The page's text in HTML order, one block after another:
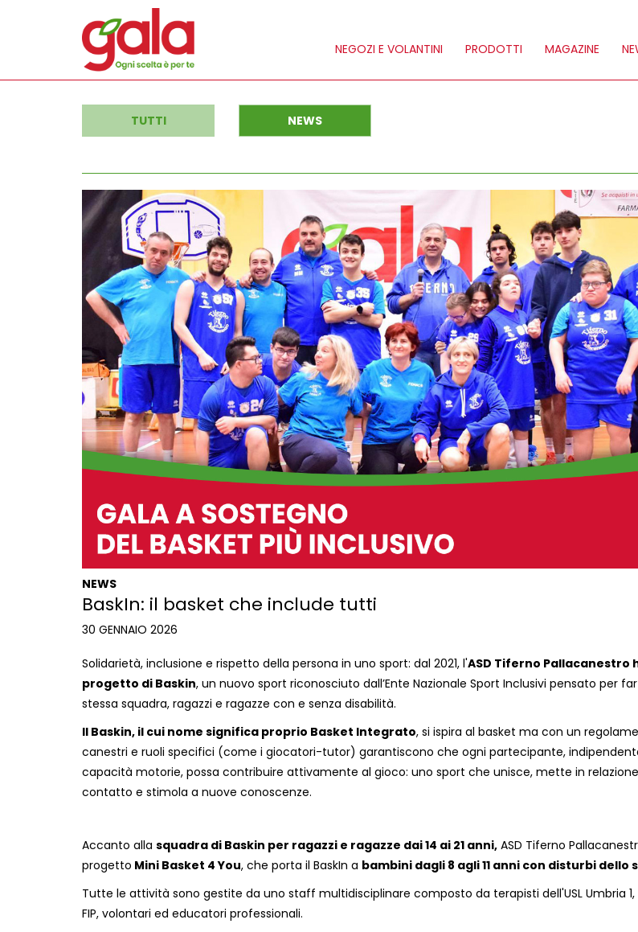
NEGOZI E VOLANTINI PRODOTTI MAGAZINE
TUTTI NEWS
NEWS
BaskIn: il basket che include tutti
30 GENNAIO 2026
Solidarietà, inclusione e rispetto della persona in uno sport: dal 2021, l'ASD Tiferno Pallacanestro
progetto di Baskin, un nuovo sport riconosciuto dall’Ente Nazionale Sport Inclusivi pensato per
stessa squadra, ragazzi e ragazze con e senza disabilità.
Il Baskin, il cui nome significa proprio Basket Integrato, si ispira al basket ma con un
canestri e ruoli specifici (come i giocatori-tutor) garantiscono che ogni partecipante,
capacità motorie, possa contribuire attivamente al gioco: uno sport che unisce, mette in
contatto e stimola a nuove conoscenze.
Accanto alla squadra di Baskin per ragazzi e ragazze dai 14 ai 21 anni, ASD Tiferno
progetto Mini Basket 4 You, che porta il BaskIn a bambini dagli 8 agli 11 anni con disturbi
Tutte le attività sono gestite da uno staff multidisciplinare composto da terapisti dell'USL Umbria
FIP, volontari ed educatori professionali.